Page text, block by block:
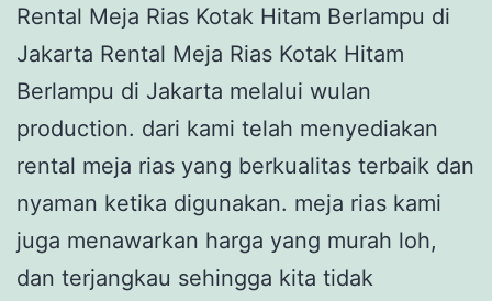
Rental Meja Rias Kotak Hitam Berlampu di
Jakarta Rental Meja Rias Kotak Hitam
Berlampu di Jakarta melalui wulan
production. dari kami telah menyediakan
rental meja rias yang berkualitas terbaik dan
nyaman ketika digunakan. meja rias kami
juga menawarkan harga yang murah loh,
dan terjangkau sehingga kita tidak